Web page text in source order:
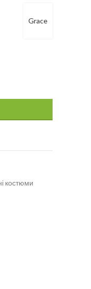
Grace
костюми